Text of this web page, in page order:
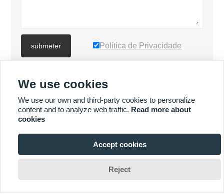

submeter Política de Privacidade
MAIS PRODUTOS
MAIS SERVIÇOS
We use cookies
We use our own and third-party cookies to personalize
content and to analyze web traffic. Read more about
cookies
Accept cookies
Reject